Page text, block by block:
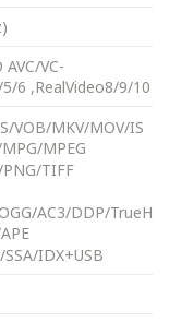
VC-
6 ,RealVideo8/9/10
VOB/MKV/MOV/IS
MPEG
TIFF
AC3/DDP/TrueH
IDX+USB